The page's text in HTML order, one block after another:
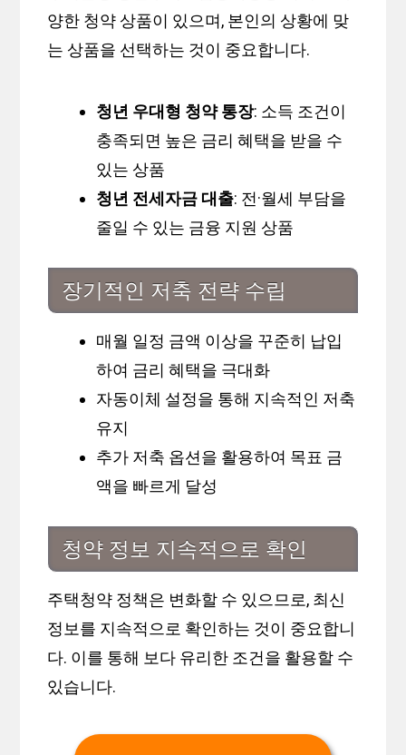
양한 청약 상품이 있으며, 본인의 상황에 맞
는 상품을 선택하는 것이 중요합니다.
청년 우대형 청약 통장: 소득 조건이
충족되면 높은 금리 혜택을 받을 수
있는 상품
청년 전세자금 대출: 전·월세 부담을
줄일 수 있는 금융 지원 상품
장기적인 저축 전략 수립
매월 일정 금액 이상을 꾸준히 납입
하여 금리 혜택을 극대화
자동이체 설정을 통해 지속적인 저축
유지
추가 저축 옵션을 활용하여 목표 금
액을 빠르게 달성
청약 정보 지속적으로 확인
주택청약 정책은 변화할 수 있으므로, 최신
정보를 지속적으로 확인하는 것이 중요합니
다. 이를 통해 보다 유리한 조건을 활용할 수
있습니다.